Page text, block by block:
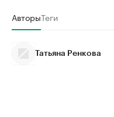
АвторыТеги
Татьяна Ренкова